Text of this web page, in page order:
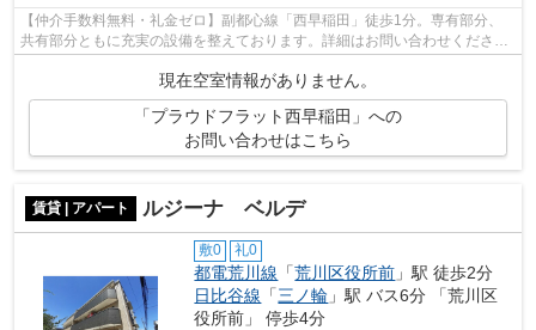
【仲介手数料無料・礼金ゼロ】副都心線「西早稲田」徒歩1分。専有部分、
共有部分ともに充実の設備を整えております。詳細はお問い合わせくださ
い。
現在空室情報がありません。
「プラウドフラット西早稲田」への
お問い合わせはこちら
賃貸 | アパート ルジーナ ベルデ
敷0 礼0
都電荒川線 「荒川区役所前 」駅 徒歩2分
日比谷線 「三ノ輪 」駅 バス6分 「荒川区
役所前」 停歩4分